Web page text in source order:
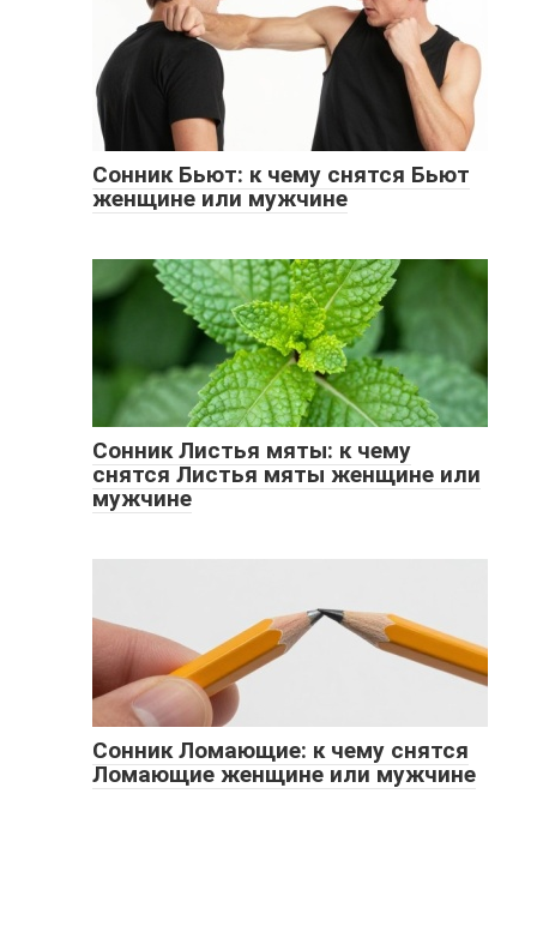
Сонник Бьют: к чему снятся Бьют
женщине или мужчине
Сонник Листья мяты: к чему
снятся Листья мяты женщине или
мужчине
Сонник Ломающие: к чему снятся
Ломающие женщине или мужчине